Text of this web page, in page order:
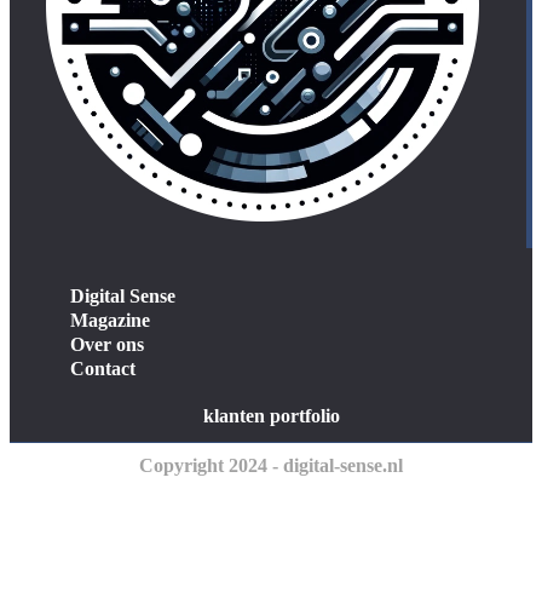
Digital Sense
Magazine
Over ons
Contact
klanten portfolio
Copyright 2024 - digital-sense.nl